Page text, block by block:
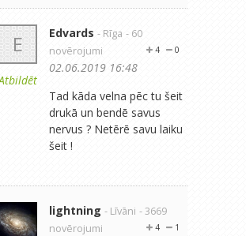
E Edvards - Rīga - 60
novērojumi
0
4
02.06.2019 16:48
Tad kāda velna pēc tu šeit
drukā un bendē savus
nervus ? Netērē savu laiku
šeit !
lightning - Līvāni - 3669
novērojumi
1
4